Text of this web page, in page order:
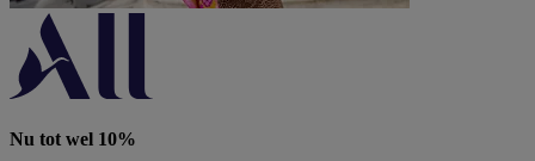
Nu tot wel 10%